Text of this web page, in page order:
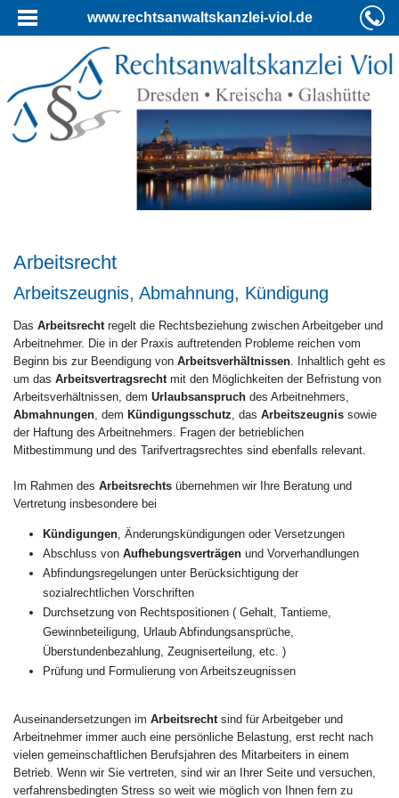
www.rechtsanwaltskanzlei-viol.de
Arbeitsrecht
Arbeitszeugnis, Abmahnung, Kündigung
Das Arbeitsrecht regelt die Rechtsbeziehung zwischen Arbeitgeber und
Arbeitnehmer. Die in der Praxis auftretenden Probleme reichen vom
Beginn bis zur Beendigung von Arbeitsverhältnissen . Inhaltlich geht es
um das Arbeitsvertragsrecht mit den Möglichkeiten der Befristung von
Arbeitsverhältnissen, dem Urlaubsanspruch des Arbeitnehmers,
Abmahnungen , dem Kündigungsschutz , das Arbeitszeugnis sowie
der Haftung des Arbeitnehmers. Fragen der betrieblichen
Mitbestimmung und des Tarifvertragsrechtes sind ebenfalls relevant.
Im Rahmen des Arbeitsrechts übernehmen wir Ihre Beratung und
Vertretung insbesondere bei
Kündigungen, Änderungskündigungen oder Versetzungen
Abschluss von Aufhebungsverträgenund Vorverhandlungen
Abfindungsregelungen unter Berücksichtigung der
sozialrechtlichen Vorschriften
Durchsetzung von Rechtspositionen ( Gehalt, Tantieme,
Gewinnbeteiligung, Urlaub Abfindungsansprüche,
Überstundenbezahlung, Zeugniserteilung, etc. )
Prüfung und Formulierung von Arbeitszeugnissen
Auseinandersetzungen im Arbeitsrecht sind für Arbeitgeber und
Arbeitnehmer immer auch eine persönliche Belastung, erst recht nach
vielen gemeinschaftlichen Berufsjahren des Mitarbeiters in einem
Betrieb. Wenn wir Sie vertreten, sind wir an Ihrer Seite und versuchen,
verfahrensbedingten Stress so weit wie möglich von Ihnen fern zu